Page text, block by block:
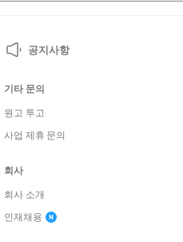
공지사항
기타 문의
원고 투고
사업 제휴 문의
회사
회사 소개
인재채용